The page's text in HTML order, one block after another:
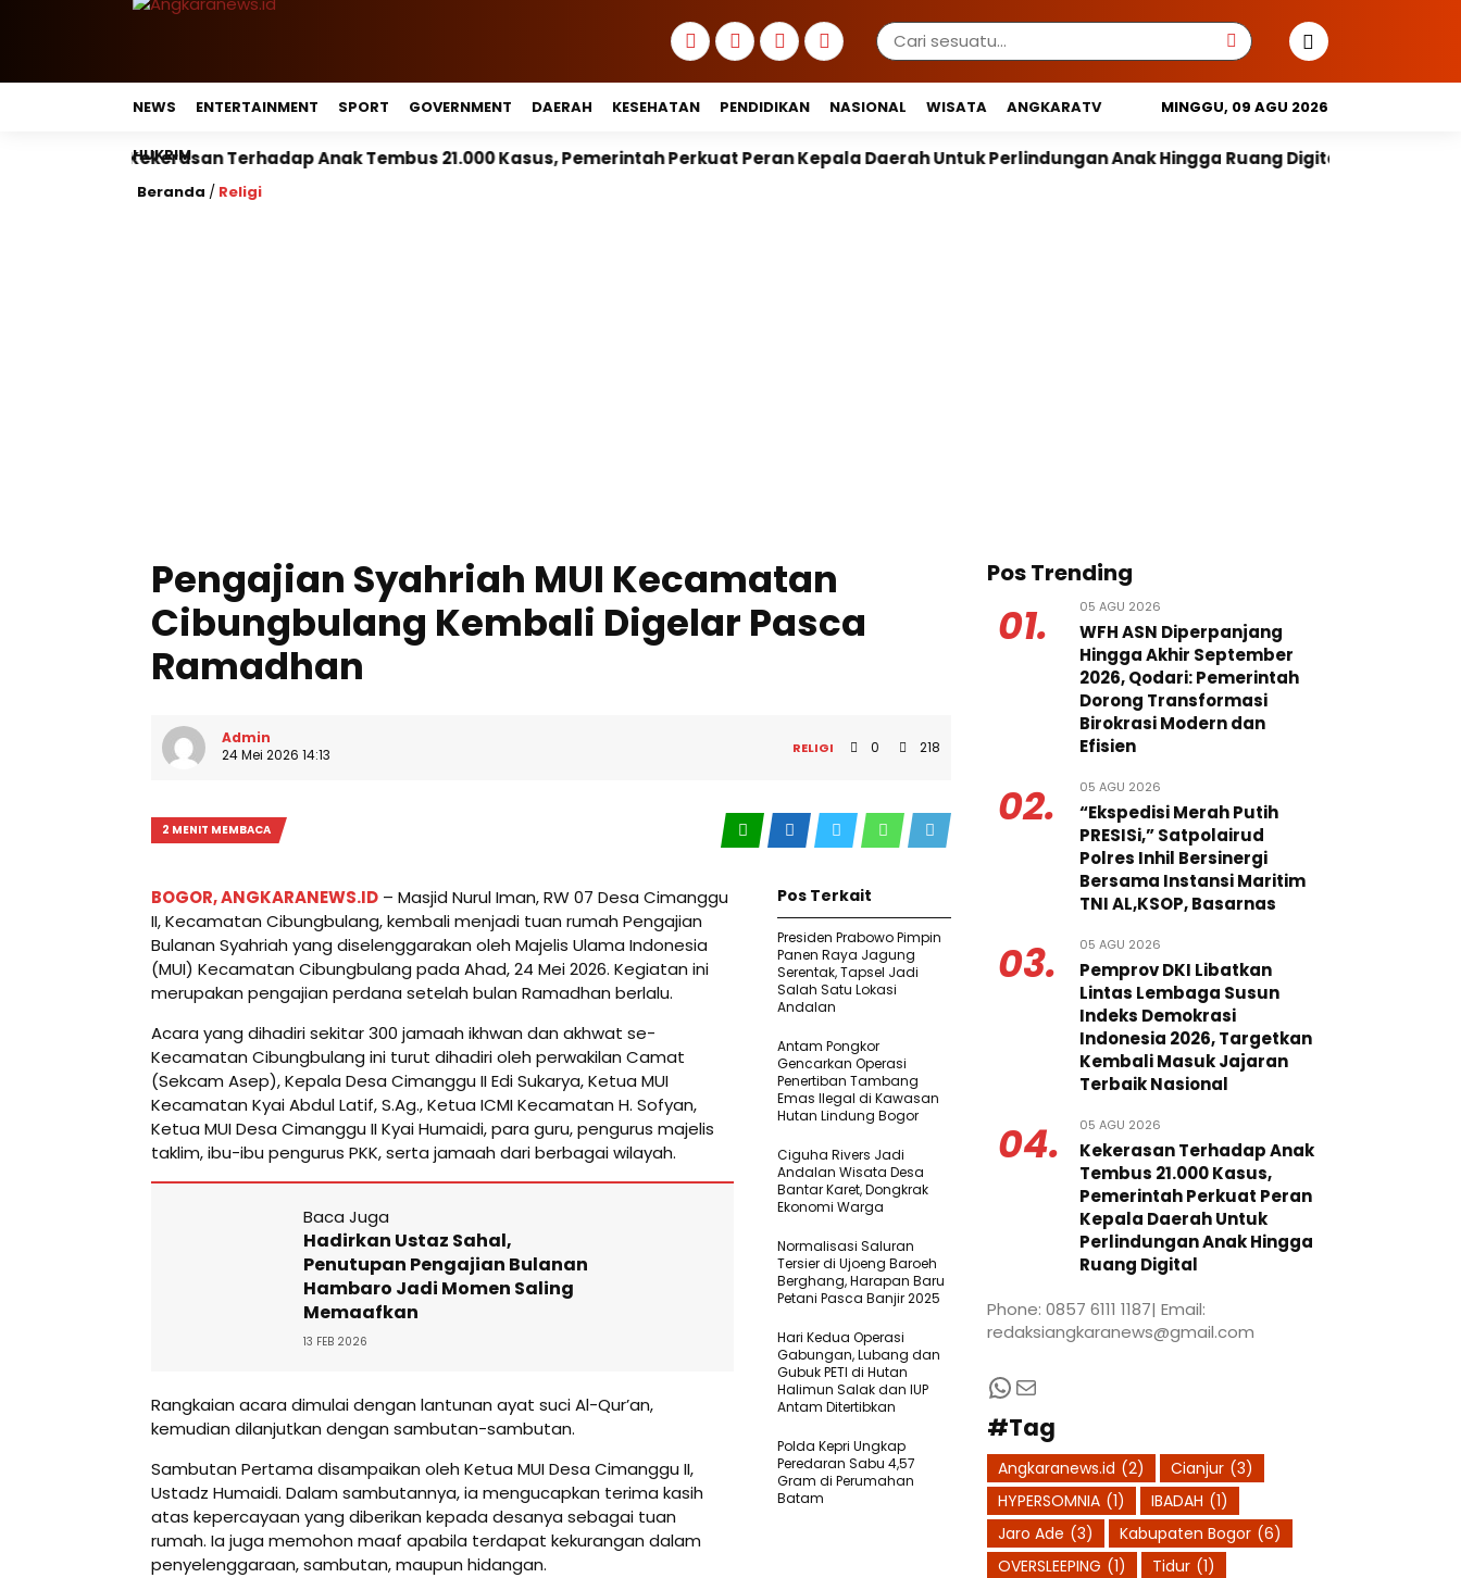
NEWS ENTERTAINMENT SPORT GOVERNMENT DAERAH KESEHATAN PENDIDIKAN NASIONAL WISATA ANGKARATV
HUKRIM
MINGGU, 09 AGU 2026
Terhadap Anak Tembus 21.000 Kasus, Pemerintah Perkuat Peran Kepala Daerah Untuk Perlindungan Anak Hingga Ruang Digital Pemprov DKI Libatkan
Beranda / Religi
Pengajian Syahriah MUI Kecamatan
Cibungbulang Kembali Digelar Pasca
Ramadhan
Admin
24 Mei 2026 14:13
RELIGI 0 218
2 MENIT MEMBACA
BOGOR, ANGKARANEWS.ID – Masjid Nurul Iman, RW 07 Desa Cimanggu
II, Kecamatan Cibungbulang, kembali menjadi tuan rumah Pengajian
Bulanan Syahriah yang diselenggarakan oleh Majelis Ulama Indonesia
(MUI) Kecamatan Cibungbulang pada Ahad, 24 Mei 2026. Kegiatan ini
merupakan pengajian perdana setelah bulan Ramadhan berlalu.
Acara yang dihadiri sekitar 300 jamaah ikhwan dan akhwat se-
Kecamatan Cibungbulang ini turut dihadiri oleh perwakilan Camat
(Sekcam Asep), Kepala Desa Cimanggu II Edi Sukarya, Ketua MUI
Kecamatan Kyai Abdul Latif, S.Ag., Ketua ICMI Kecamatan H. Sofyan,
Ketua MUI Desa Cimanggu II Kyai Humaidi, para guru, pengurus majelis
taklim, ibu-ibu pengurus PKK, serta jamaah dari berbagai wilayah.
Baca Juga
Hadirkan Ustaz Sahal,
Penutupan Pengajian Bulanan
Hambaro Jadi Momen Saling
Memaafkan
13 FEB 2026
Rangkaian acara dimulai dengan lantunan ayat suci Al-Qur’an,
kemudian dilanjutkan dengan sambutan-sambutan.
Sambutan Pertama disampaikan oleh Ketua MUI Desa Cimanggu II,
Ustadz Humaidi. Dalam sambutannya, ia mengucapkan terima kasih
atas kepercayaan yang diberikan kepada desanya sebagai tuan
rumah. Ia juga memohon maaf apabila terdapat kekurangan dalam
penyelenggaraan, sambutan, maupun hidangan.
Pos Terkait
Presiden Prabowo Pimpin
Panen Raya Jagung
Serentak, Tapsel Jadi
Salah Satu Lokasi
Andalan
Antam Pongkor
Gencarkan Operasi
Penertiban Tambang
Emas Ilegal di Kawasan
Hutan Lindung Bogor
Ciguha Rivers Jadi
Andalan Wisata Desa
Bantar Karet, Dongkrak
Ekonomi Warga
Normalisasi Saluran
Tersier di Ujoeng Baroeh
Berghang, Harapan Baru
Petani Pasca Banjir 2025
Hari Kedua Operasi
Gabungan, Lubang dan
Gubuk PETI di Hutan
Halimun Salak dan IUP
Antam Ditertibkan
Polda Kepri Ungkap
Peredaran Sabu 4,57
Gram di Perumahan
Batam
Pos Trending
01. 05 AGU 2026
WFH ASN Diperpanjang
Hingga Akhir September
2026, Qodari: Pemerintah
Dorong Transformasi
Birokrasi Modern dan
Efisien
02. 05 AGU 2026
“Ekspedisi Merah Putih
PRESISi,” Satpolairud
Polres Inhil Bersinergi
Bersama Instansi Maritim
TNI AL,KSOP, Basarnas
03. 05 AGU 2026
Pemprov DKI Libatkan
Lintas Lembaga Susun
Indeks Demokrasi
Indonesia 2026, Targetkan
Kembali Masuk Jajaran
Terbaik Nasional
04. 05 AGU 2026
Kekerasan Terhadap Anak
Tembus 21.000 Kasus,
Pemerintah Perkuat Peran
Kepala Daerah Untuk
Perlindungan Anak Hingga
Ruang Digital
Phone: 0857 6111 1187| Email:
redaksiangkaranews@gmail.com
WhatsApp
Mail
#Tag
Angkaranews.id (2) Cianjur (3)
HYPERSOMNIA (1) IBADAH (1)
Jaro Ade (3) Kabupaten Bogor (6)
OVERSLEEPING (1) Tidur (1)